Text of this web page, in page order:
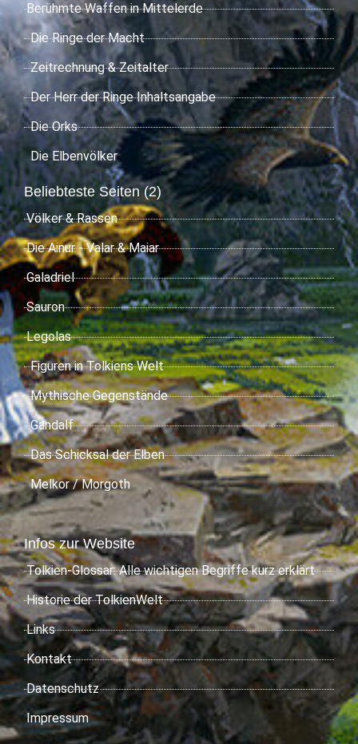
Berühmte Waffen in Mittelerde
Die Ringe der Macht
Zeitrechnung & Zeitalter
Der Herr der Ringe Inhaltsangabe
Die Orks
Die Elbenvölker
Beliebteste Seiten (2)
Völker & Rassen
Die Ainur - Valar & Maiar
Galadriel
Sauron
Legolas
Figuren in Tolkiens Welt
Mythische Gegenstände
Gandalf
Das Schicksal der Elben
Melkor / Morgoth
Infos zur Website
Tolkien-Glossar: Alle wichtigen Begriffe kurz erklärt
Historie der TolkienWelt
Links
Kontakt
Datenschutz
Impressum